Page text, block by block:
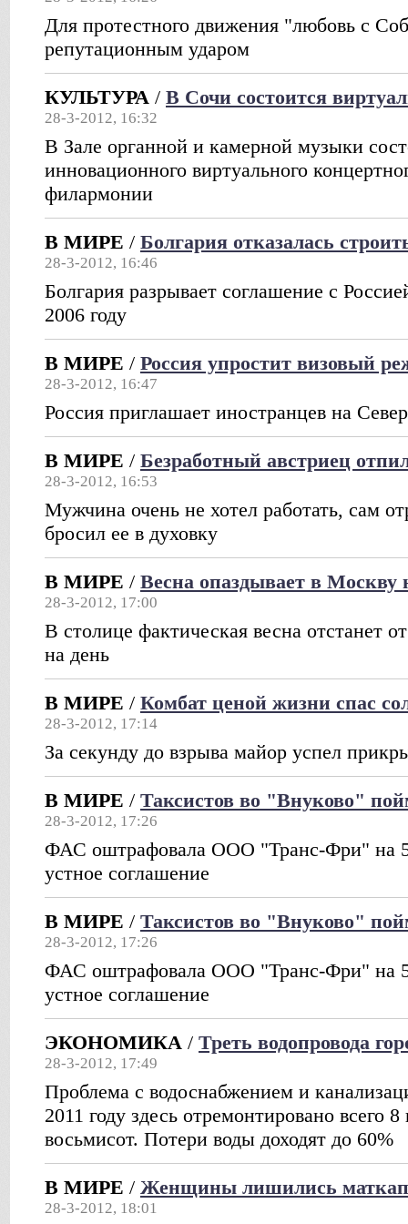
Для протестного движения "любовь с
репутационным ударом
КУЛЬТУРА / В Сочи состоится
28-3-2012, 16:32
В Зале органной и камерной музыки
инновационного виртуального
филармонии
В МИРЕ / Болгария отказалась
28-3-2012, 16:46
Болгария разрывает соглашение с
2006 году
В МИРЕ / Россия упростит визовый
28-3-2012, 16:47
Россия приглашает иностранцев на
В МИРЕ / Безработный австриец
28-3-2012, 16:53
Мужчина очень не хотел работать, сам
бросил ее в духовку
В МИРЕ / Весна опаздывает в Москву
28-3-2012, 17:00
В столице фактическая весна отстанет
на день
В МИРЕ / Комбат ценой жизни спас
28-3-2012, 17:14
За секунду до взрыва майор успел
В МИРЕ / Таксистов во "Внуково"
28-3-2012, 17:26
ФАС оштрафовала ООО "Транс-Фри" на
устное соглашение
В МИРЕ / Таксистов во "Внуково"
28-3-2012, 17:26
ФАС оштрафовала ООО "Транс-Фри" на
устное соглашение
ЭКОНОМИКА / Треть водопровода
28-3-2012, 17:49
Проблема с водоснабжением и
2011 году здесь отремонтировано всего
восьмисот. Потери воды доходят до 60%
В МИРЕ / Женщины лишились
28-3-2012, 18:01